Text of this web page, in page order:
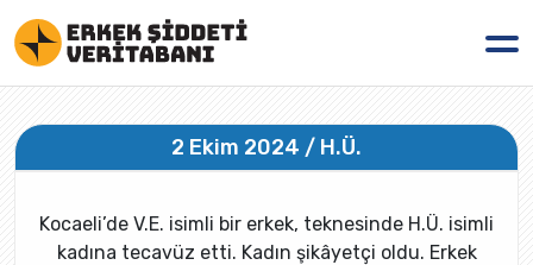
2 Ekim 2024 / H.Ü.
Kocaeli’de V.E. isimli bir erkek, teknesinde H.Ü. isimli
kadına tecavüz etti. Kadın şikâyetçi oldu. Erkek